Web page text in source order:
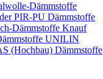
Dämmstoffe
PIR-PU Dämmstoffe
Dämmstoffe Knauf
UNILIN
(Hochbau) Dämmstoffe